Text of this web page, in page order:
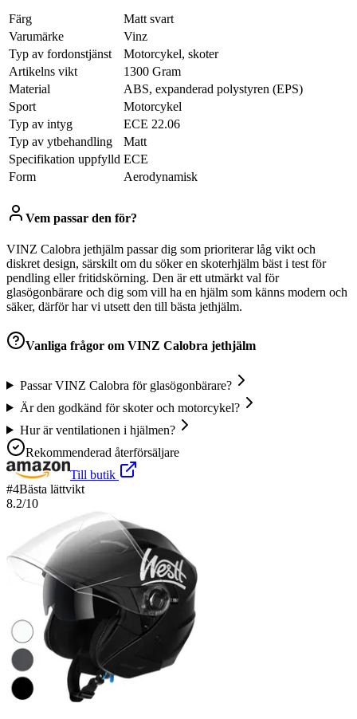
Färg
Matt svart
Varumärke
Vinz
Typ av fordonstjänst
Motorcykel, skoter
Artikelns vikt
1300 Gram
Material
ABS, expanderad polystyren (EPS)
Sport
Motorcykel
Typ av intyg
ECE 22.06
Typ av ytbehandling
Matt
Specifikation uppfylld ECE
Form
Aerodynamisk
Vem passar den för?
VINZ Calobra jethjälm passar dig som prioriterar låg vikt och
diskret design, särskilt om du söker en skoterhjälm bäst i test för
pendling eller fritidskörning. Den är ett utmärkt val för
glasögonbärare och dig som vill ha en hjälm som känns modern och
säker, därför har vi utsett den till bästa jethjälm.
Vanliga frågor om VINZ Calobra jethjälm
Passar VINZ Calobra för glasögonbärare?
Är den godkänd för skoter och motorcykel?
Hur är ventilationen i hjälmen?
Rekommenderad återförsäljare
Till butik
#4Bästa lättvikt
8.2/10